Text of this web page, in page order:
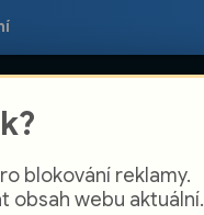
blokování reklamy.
obsah webu aktuální.